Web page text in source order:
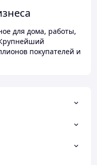
для дома, работы,
покупателей и